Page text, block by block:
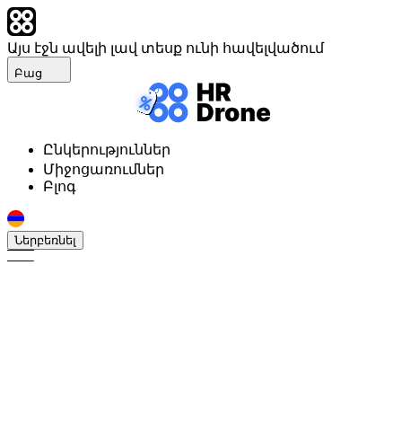
Այս էջն ավելի լավ տեսք ունի հավելվածում
Բաց
Ընկերություններ
Միջոցառումներ
Բլոգ
Ներբեռնել